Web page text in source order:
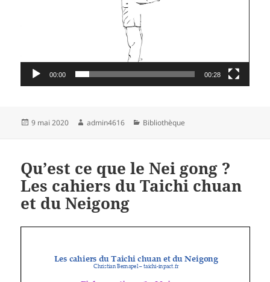
00:00 00:28
Publié
9 mai 2020 Auteur
admin4616 Catégories
Bibliothèque
Qu’est ce que le Nei gong ?
Les cahiers du Taichi chuan
et du Neigong